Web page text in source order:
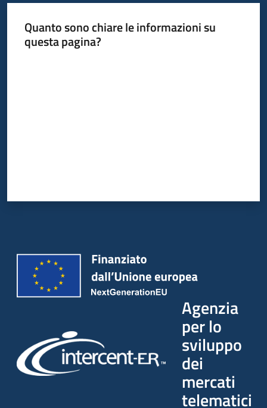
Quanto sono chiare le informazioni su
questa pagina?
Agenzia
per lo
sviluppo
dei
mercati
telematici